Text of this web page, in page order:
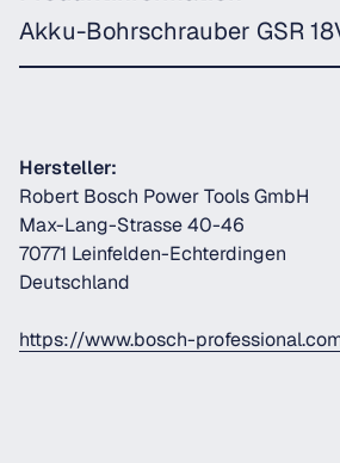
Akku-Bohrschrauber GSR
Hersteller:
Robert Bosch Power Tools GmbH
Max-Lang-Strasse 40-46
70771 Leinfelden-Echterdingen
Deutschland
https://www.bosch-